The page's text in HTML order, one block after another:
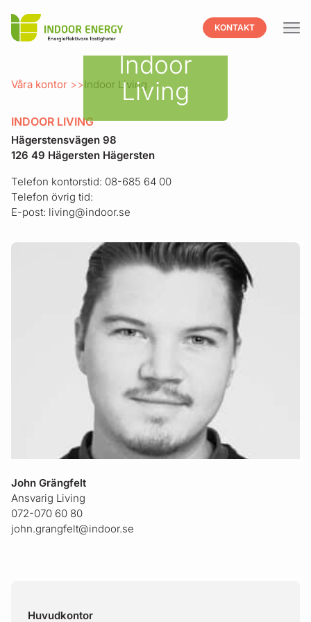
Indoor KONTAKT
Indoor
Living
Våra kontor Indoor Living
INDOOR LIVING
Hägerstensvägen 98
126 49 Hägersten Hägersten
Telefon kontorstid: 08-685 64 00
Telefon övrig tid:
E-post: living@indoor.se
John Grängfelt
Ansvarig Living
072-070 60 80
john.grangfelt@indoor.se
Huvudkontor